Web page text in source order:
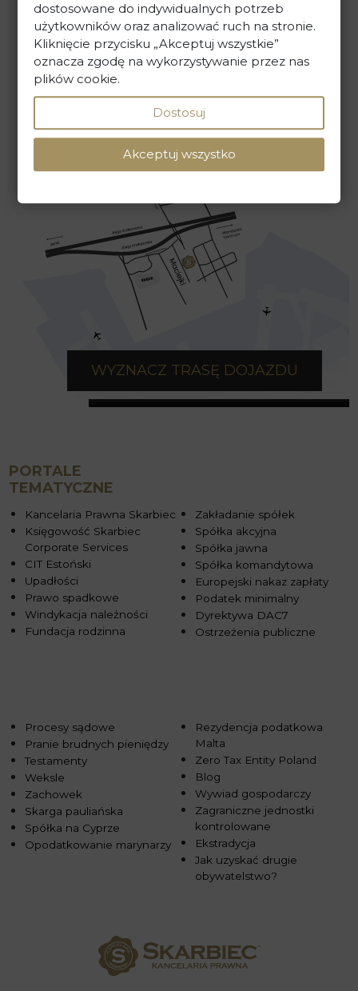
tel. +48 22 586 40 00
sekretariat@kancelaria-skarbiec.pl
NAPISZ DO NAS
WYZNACZ TRASĘ DOJAZDU
PORTALE
TEMATYCZNE
Kancelaria Prawna Skarbiec
Księgowość Skarbiec
Corporate Services
CIT Estoński
Upadłości
Prawo spadkowe
Windykacja należności
Fundacja rodzinna
Zakładanie spółek
Spółka akcyjna
Spółka jawna
Spółka komandytowa
Europejski nakaz zapłaty
Podatek minimalny
Dyrektywa DAC7
Ostrzeżenia publiczne
Procesy sądowe
Pranie brudnych pieniędzy
Testamenty
Weksle
Zachowek
Skarga pauliańska
Spółka na Cyprze
Opodatkowanie marynarzy
Rezydencja podatkowa
Malta
Zero Tax Entity Poland
Blog
Wywiad gospodarczy
Zagraniczne jednostki
kontrolowane
Ekstradycja
Jak uzyskać drugie
obywatelstwo?
dostosowane do indywidualnych potrzeb
użytkowników oraz analizować ruch na stronie.
Kliknięcie przycisku „Akceptuj wszystkie”
oznacza zgodę na wykorzystywanie przez nas
plików cookie.
Dostosuj
Akceptuj wszystko